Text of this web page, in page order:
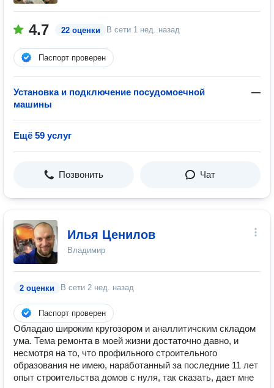
4.7 22 оценки В сети 1 нед. назад
Паспорт проверен
Установка и подключение посудомоечной
машины
—
Ещё 59 услуг
Позвонить Чат
Илья Ценилов
Владимир
2 оценки В сети 2 нед. назад
Паспорт проверен
Обладаю широким кругозором и аналлитичским складом
ума. Тема ремонта в моей жизни достаточно давно, и
несмотря на то, что профильного строительного
образования не имею, наработанный за последние 11 лет
опыт строительства домов с нуля, так сказать, дает мне